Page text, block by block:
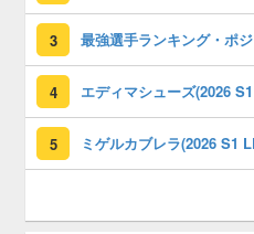
3 最強選手ランキング・ポ
4
5